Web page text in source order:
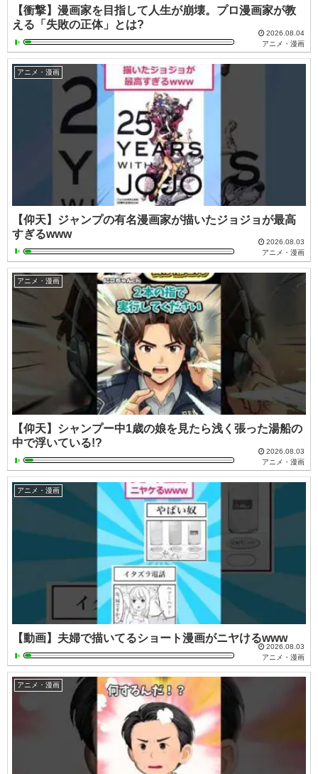
【衝撃】漫画家を目指して人生が崩壊。プロ漫画家が教
える「失敗の正体」とは?
2026.08.04
アニメ・漫画
アニメ・漫画
【仰天】ジャンプの有名漫画家が描いたジョジョが最高
すぎるwww
2026.08.03
アニメ・漫画
アニメ・漫画
【仰天】シャンプー中1歳の娘を見たら浅く張った湯船の
中で浮いている!?
2026.08.03
アニメ・漫画
アニメ・漫画
【動画】夫婦で描いてるショート漫画がニヤけるwww
2026.08.03
アニメ・漫画
アニメ・漫画